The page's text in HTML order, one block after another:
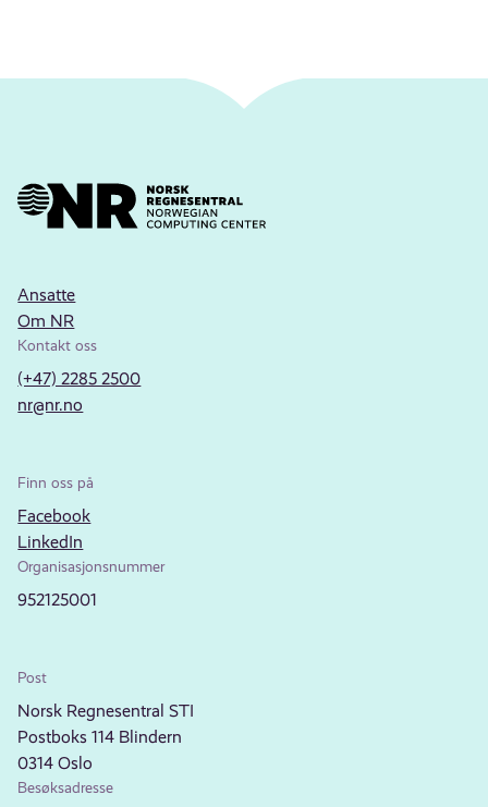
Ansatte
Om NR
Kontakt oss
(+47) 2285 2500
nr@nr.no
Finn oss på
Facebook
LinkedIn
Organisasjonsnummer
952125001
Post
Norsk Regnesentral STI
Postboks 114 Blindern
0314 Oslo
Besøksadresse